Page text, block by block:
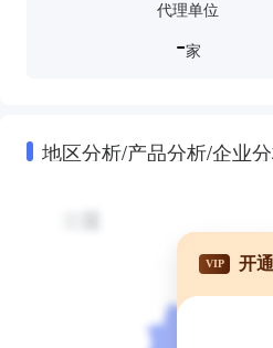
代理单位
-家
地区分析/产品分析/企业
VIP 开